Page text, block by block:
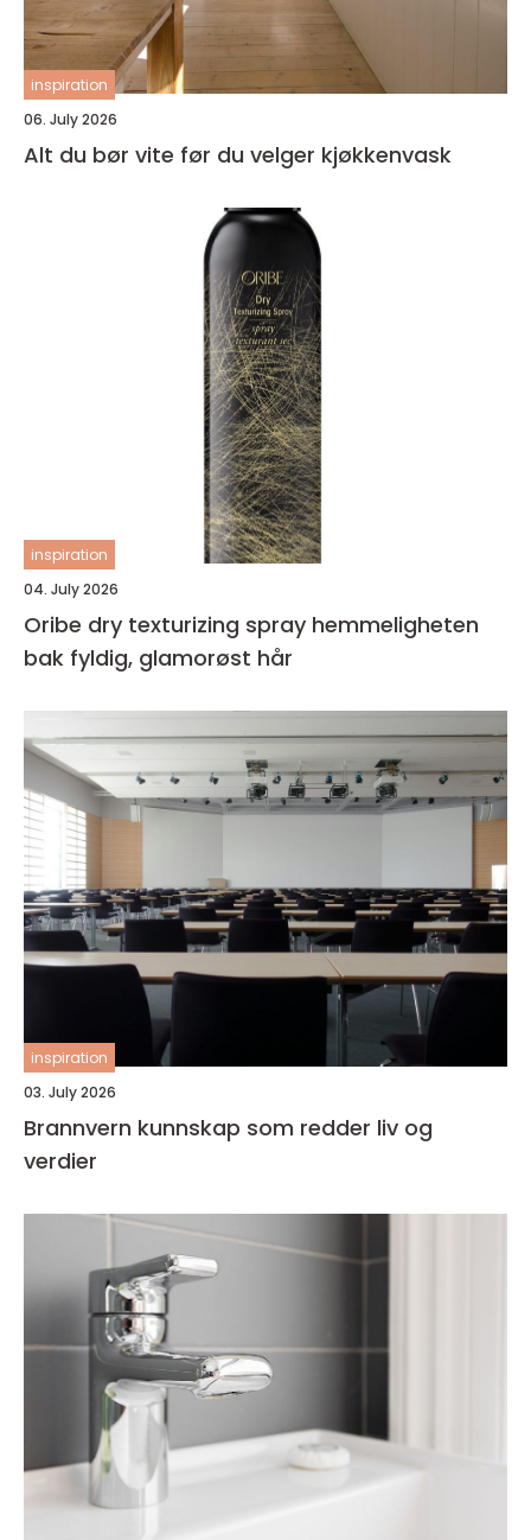
inspiration
06. July 2026
Alt du bør vite før du velger kjøkkenvask
inspiration
04. July 2026
Oribe dry texturizing spray hemmeligheten
bak fyldig, glamorøst hår
inspiration
03. July 2026
Brannvern kunnskap som redder liv og
verdier